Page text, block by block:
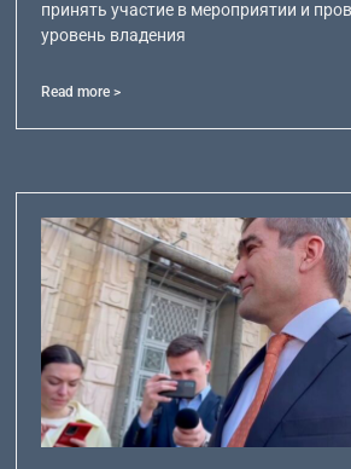
принять участие в мероприятии и
уровень владения
Read more >